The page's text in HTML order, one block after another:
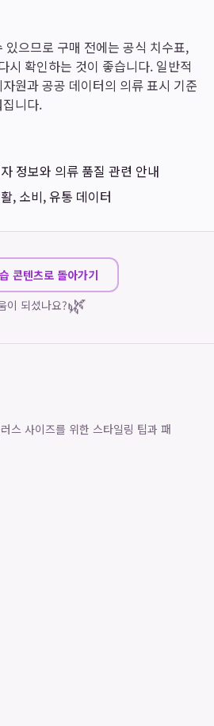
있으므로 구매 전에는 공식 치수표,
시 확인하는 것이 좋습니다. 일반적
원과 공공 데이터의 의류 표시 기준
니다.
정보와 의류 품질 관련 안내
, 소비, 유통 데이터
콘텐츠로 돌아가기
이 되셨나요?🌿
스 사이즈를 위한 스타일링 팁과 패